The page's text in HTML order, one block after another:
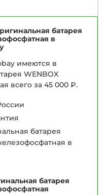
батарея
в
имеются в
WENBOX
всего за 45 000 ₽.
батарея
в
батарея